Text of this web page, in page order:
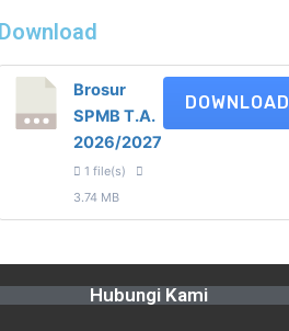
Download
Brosur
SPMB T.A.
2026/2027
1 file(s)
3.74 MB
DOWNLOAD
Hubungi Kami